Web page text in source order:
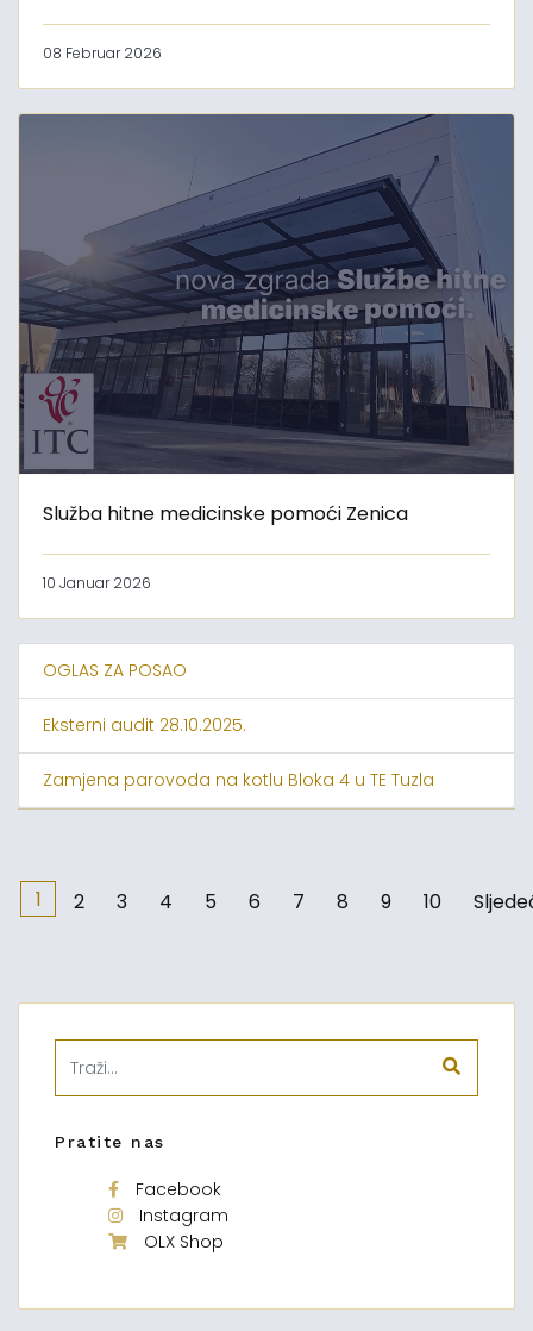
08 Februar 2026
Služba hitne medicinske pomoći Zenica
10 Januar 2026
OGLAS ZA POSAO
Eksterni audit 28.10.2025.
Zamjena parovoda na kotlu Bloka 4 u TE Tuzla
1 2 3 4 5 6 7 8 9 10
Pratite nas
Facebook
Instagram
OLX Shop